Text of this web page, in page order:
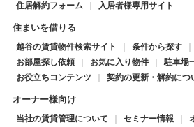
住居解約フォーム
入居者様専用サイト
住まいを借りる
越谷の賃貸物件検索サイト 条件から探す
お部屋探し依頼
お気に入り物件
駐車場
お役立ちコンテンツ
契約の更新・解約につ
オーナー様向け
当社の賃貸管理について セミナー情報